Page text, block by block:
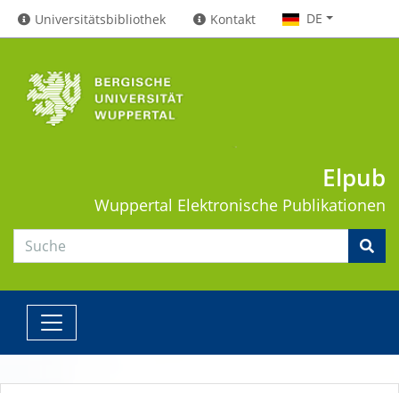
Universitätsbibliothek Kontakt DE
Elpub
Wuppertal Elektronische Publikationen